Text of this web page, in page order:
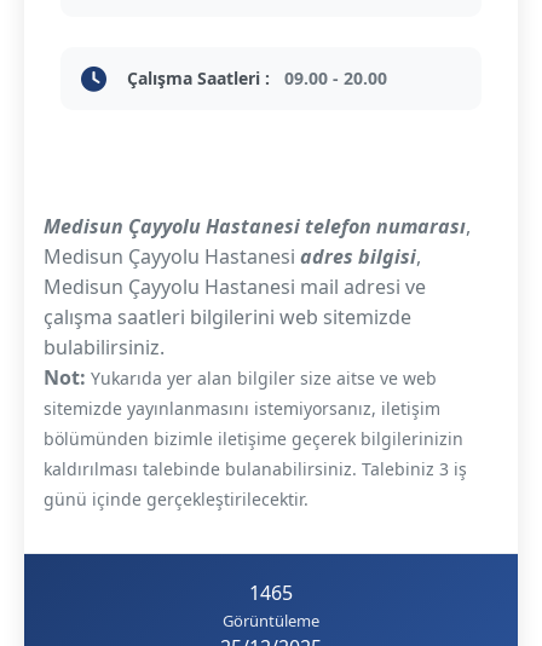
Çalışma Saatleri : 09.00 - 20.00
Medisun Çayyolu Hastanesi telefon numarası,
Medisun Çayyolu Hastanesi adres bilgisi,
Medisun Çayyolu Hastanesi mail adresi ve
çalışma saatleri bilgilerini web sitemizde
bulabilirsiniz.
Not: Yukarıda yer alan bilgiler size aitse ve web
sitemizde yayınlanmasını istemiyorsanız, iletişim
bölümünden bizimle iletişime geçerek bilgilerinizin
kaldırılması talebinde bulanabilirsiniz. Talebiniz 3 iş
günü içinde gerçekleştirilecektir.
1465
Görüntüleme